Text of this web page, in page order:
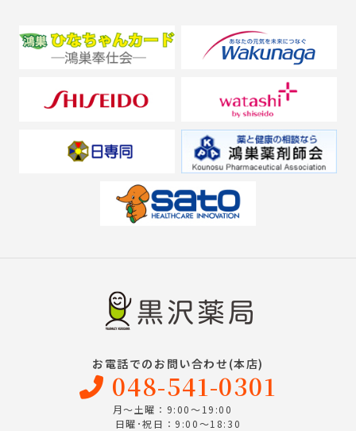
お電話でのお問い合わせ(本店)
048-541-0301
月～土曜：9:00～19:00
日曜･祝日：9:00～18:30